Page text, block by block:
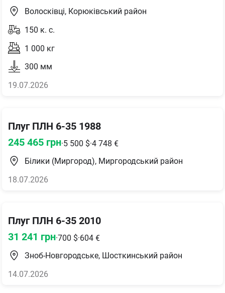
Волосківці, Корюківський район
150 к. с.
1 000 кг
300 мм
19.07.2026
Плуг ПЛН 6-35 1988
245 465 грн·5 500 $·4 748 €
Білики (Миргород), Миргородський район
18.07.2026
Плуг ПЛН 6-35 2010
31 241 грн·700 $·604 €
Зноб-Новгородське, Шосткинський район
14.07.2026